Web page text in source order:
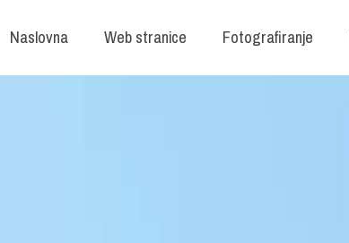
Naslovna Web stranice Fotografiranje